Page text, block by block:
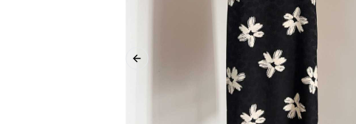
Previous slide